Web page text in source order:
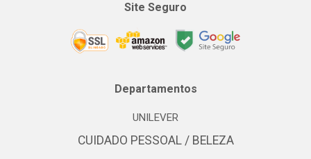
Site Seguro
Departamentos
UNILEVER
CUIDADO PESSOAL / BELEZA